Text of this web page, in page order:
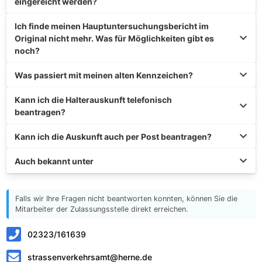
Ich finde meinen Hauptuntersuchungsbericht im
Original nicht mehr. Was für Möglichkeiten gibt es
noch?
Was passiert mit meinen alten Kennzeichen?
Kann ich die Halterauskunft telefonisch
beantragen?
Kann ich die Auskunft auch per Post beantragen?
Auch bekannt unter
Falls wir Ihre Fragen nicht beantworten konnten, können Sie die
Mitarbeiter der Zulassungsstelle direkt erreichen.
02323/161639
strassenverkehrsamt@herne.de